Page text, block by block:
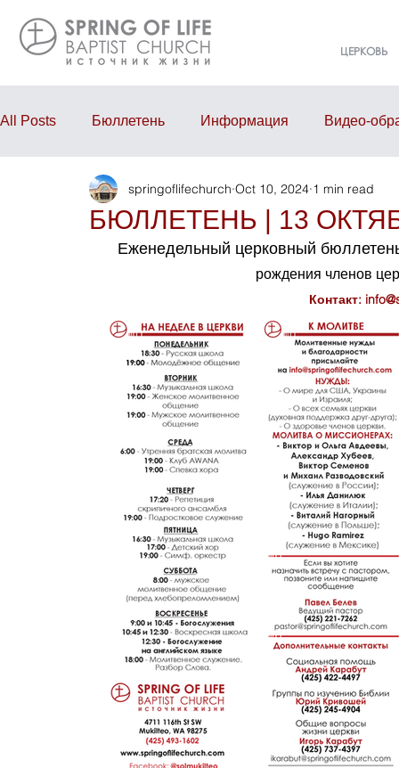
ЦЕРКОВЬ
All Posts Бюллетень Информация Видео-
Проповедь Годовой отчёт События
БЮЛЛЕТЕНЬ | 13
springoflifechurch Oct 10, 2024 1 min read
Еженедельный церковный
рождения членов
Контакт: